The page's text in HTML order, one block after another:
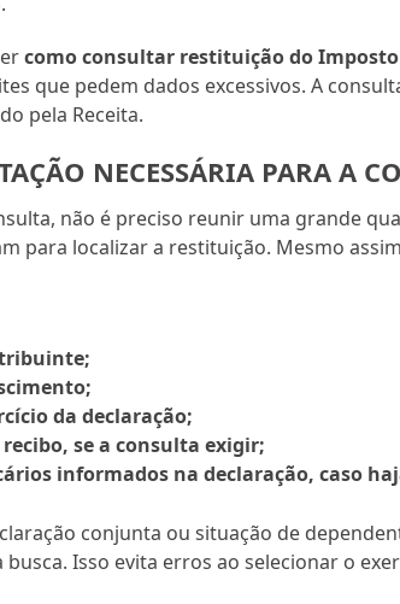
como consultar restituição do Imposto
que pedem dados excessivos. A
pela Receita.
NECESSÁRIA PARA A
não é preciso reunir uma grande
para localizar a restituição. Mesmo
da declaração;
se a consulta exigir;
informados na declaração, caso
conjunta ou situação de
busca. Isso evita erros ao selecionar o